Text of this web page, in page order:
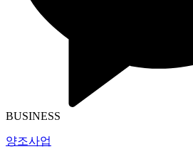
BUSINESS
양조사업